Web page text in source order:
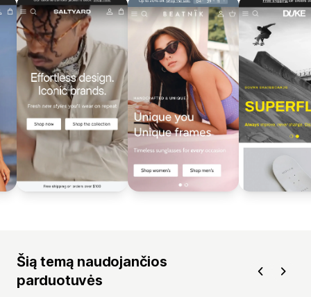
Šią temą naudojančios
parduotuvės